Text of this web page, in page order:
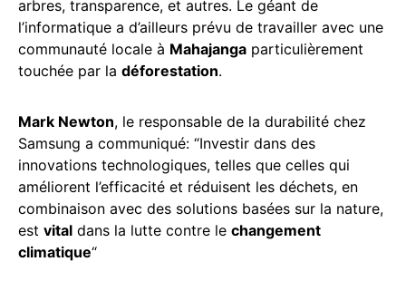
arbres, transparence, et autres. Le géant de
l’informatique a d’ailleurs prévu de travailler avec une
communauté locale à Mahajanga particulièrement
touchée par la déforestation.
Mark Newton, le responsable de la durabilité chez
Samsung a communiqué: “Investir dans des
innovations technologiques, telles que celles qui
améliorent l’efficacité et réduisent les déchets, en
combinaison avec des solutions basées sur la nature,
est vital dans la lutte contre le changement
climatique“